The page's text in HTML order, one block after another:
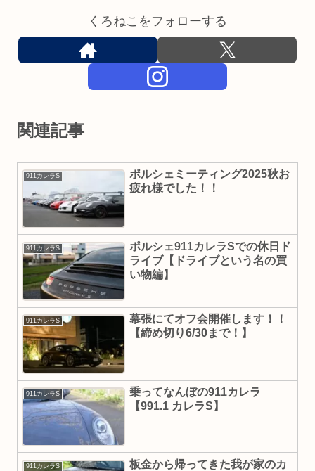
くろねこをフォローする
関連記事
911カレラS
ポルシェミーティング2025秋お
疲れ様でした！！
911カレラS
ポルシェ911カレラSでの休日ド
ライブ【ドライブという名の買
い物編】
911カレラS
幕張にてオフ会開催します！！
【締め切り6/30まで！】
911カレラS
乗ってなんぼの911カレラ
【991.1 カレラS】
911カレラS
板金から帰ってきた我が家のカ